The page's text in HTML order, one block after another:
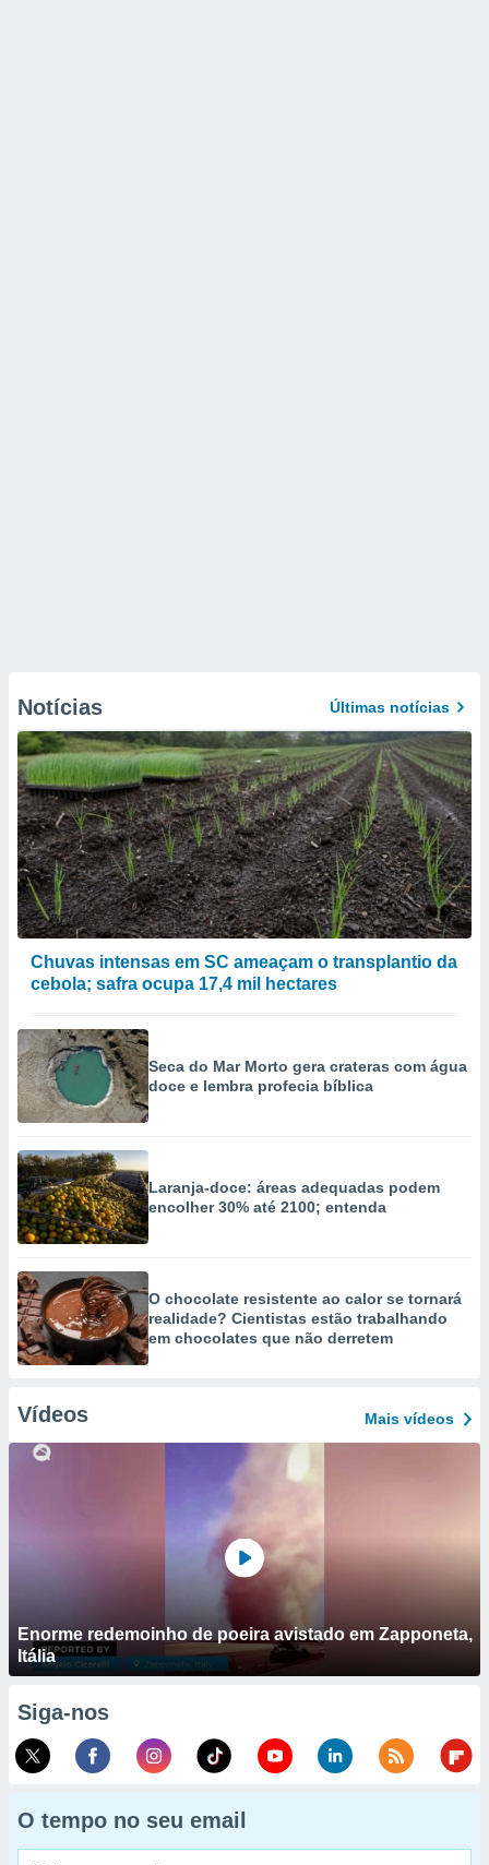
Notícias Últimas notícias
Chuvas intensas em SC ameaçam o transplantio da
cebola; safra ocupa 17,4 mil hectares
Seca do Mar Morto gera crateras com água
doce e lembra profecia bíblica
Laranja-doce: áreas adequadas podem
encolher 30% até 2100; entenda
O chocolate resistente ao calor se tornará
realidade? Cientistas estão trabalhando
em chocolates que não derretem
Vídeos Mais vídeos
Enorme redemoinho de poeira avistado em Zapponeta,
Itália
Siga-nos
O tempo no seu email